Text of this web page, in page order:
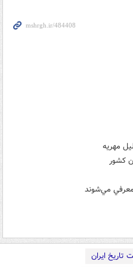
کشور
مي‌شوند
تاریخ ایران